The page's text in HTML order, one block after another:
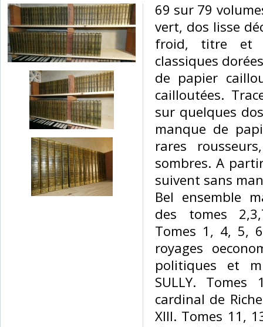
‎69 sur 79
vert, dos lisse
froid, titre et
classiques
de papier
cailloutées.
sur quelques
manque de
rares
sombres. A
suivent sans
Bel ensemble
des tomes
Tomes 1, 4, 5,
royages
politiques et
SULLY.
cardinal de
XIII. Tomes 11,